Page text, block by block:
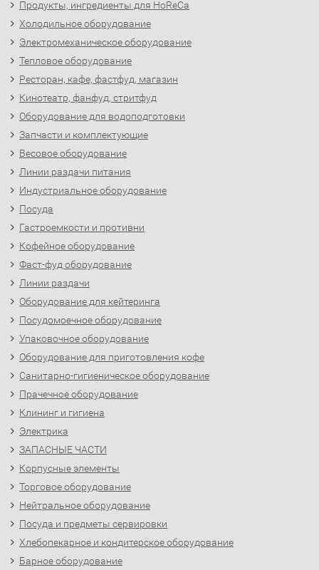
Продукты, ингредиенты для HoReCa
Холодильное оборудование
Электромеханическое оборудование
Тепловое оборудование
Ресторан, кафе, фастфуд, магазин
Кинотеатр, фанфуд, стритфуд
Оборудование для водоподготовки
Запчасти и комплектующие
Весовое оборудование
Линии раздачи питания
Индустриальное оборудование
Посуда
Гастроемкости и противни
Кофейное оборудование
Фаст-фуд оборудование
Линии раздачи
Оборудование для кейтеринга
Посудомоечное оборудование
Упаковочное оборудование
Оборудование для приготовления кофе
Санитарно-гигиеническое оборудование
Прачечное оборудование
Клининг и гигиена
Электрика
ЗАПАСНЫЕ ЧАСТИ
Корпусные элементы
Торговое оборудование
Нейтральное оборудование
Посуда и предметы сервировки
Хлебопекарное и кондитерское оборудование
Барное оборудование